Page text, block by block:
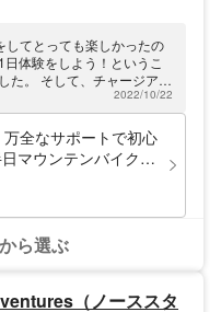
転車に乗れる方なら、どなた
だけます。 スキー・スノー
から経験者の方まで楽しめる
ランをご用意。 オーナーはも
ー。現在はロードバイクにも
（クラブマン）のテ
通して「自然を学ぶ」こと。
自然の恵みも厳しさも経験し
案内しますので、安心してご
せ。 大自然・八幡平で、美
ふわのパウダースノーを体験
してとっても楽しかったの
体験をしよう！というこ
た。 そして、チャージアッ
かったです！そのおかげで
てスタートできました。
よりもレベルアップした乗
始楽しかったです。 急な坂
E-MTBは本当にすごい！
び方も広がる感じがしまし
さっきまでは白くなかった
姿も見ることができたり、
☺️ほんとに楽しかったな
2022/10/22
万全なサポートで初心
マウンテンバイクツ
ら選ぶ
（ノーススタ